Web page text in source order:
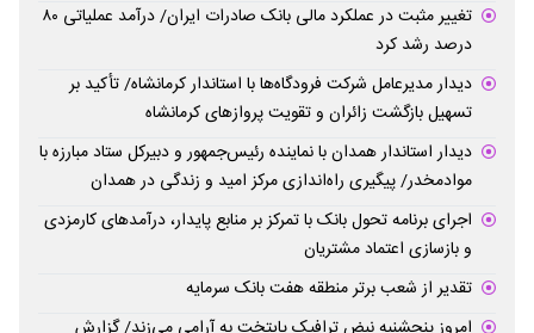
تغییر مثبت در عملکرد مالی بانک صادرات ایران/ درآمد عملیاتی ۸۰
درصد رشد کرد
دیدار مدیرعامل شرکت فرودگاه‌ها با استاندار کرمانشاه/ تأکید بر
تسهیل بازگشت زائران و تقویت پروازهای کرمانشاه
دیدار استاندار همدان با نماینده رئیس‌جمهور و دبیرکل ستاد مبارزه با
موادمخدر/ پیگیری راه‌اندازی مرکز امید و زندگی در همدان
اجرای برنامه تحول بانک با تمرکز بر منابع پایدار، درآمدهای کارمزدی
و بازسازی اعتماد مشتریان
تقدیر از شعب برتر منطقه هفت بانک سرمایه